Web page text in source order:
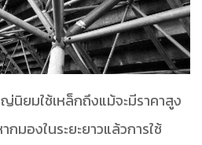
นิยมใช้เหล็กถึงแม้จะมีราคาสูง
มองในระยะยาวแล้วการใช้